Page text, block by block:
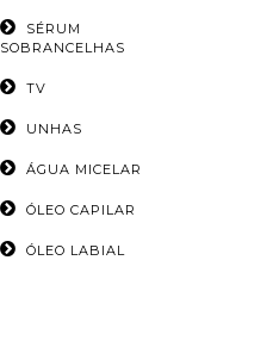
SÉRUM
SOBRANCELHAS
TV
UNHAS
ÁGUA MICELAR
ÓLEO CAPILAR
ÓLEO LABIAL